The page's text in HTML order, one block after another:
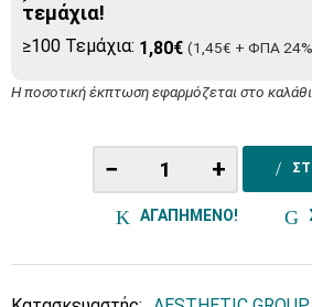
τεμάχια!
≥100 Τεμάχια: 1,80€ (1,45€ + ΦΠΑ
Η ποσοτική έκπτωση εφαρμόζεται στο καλάθι.
− +
ΑΓΑΠΗΜΕΝΟ!